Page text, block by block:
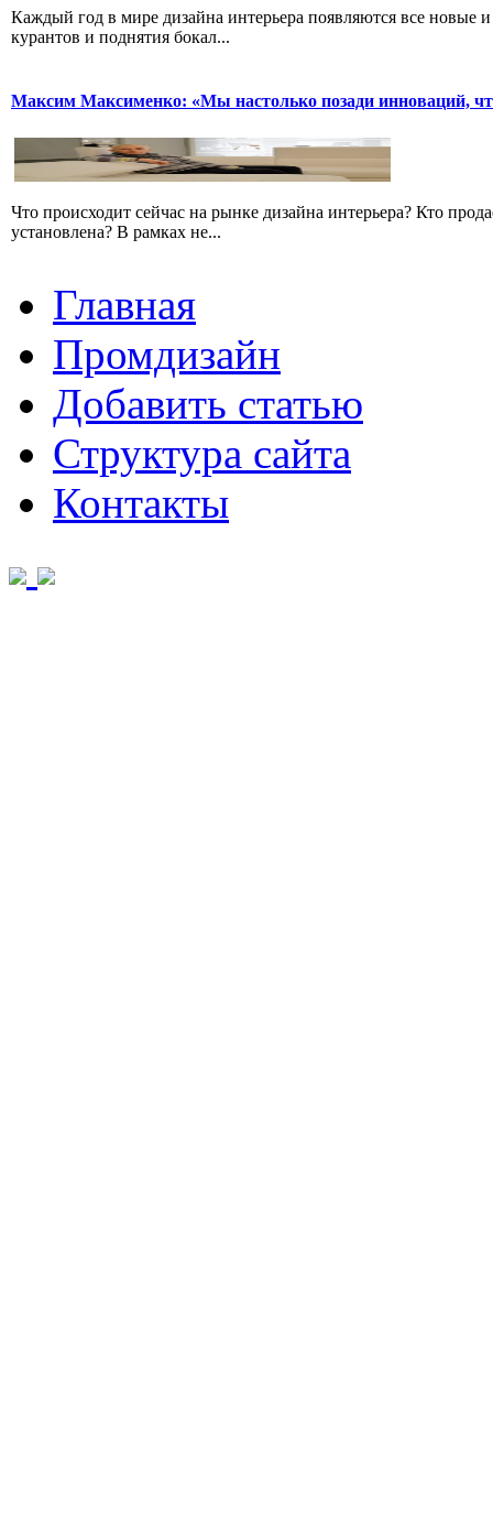
Каждый год в мире дизайна интерьера появляются все новые
курантов и поднятия бокал...
Максим Максименко: «Мы настолько позади инноваций,
Что происходит сейчас на рынке дизайна интерьера? Кто
установлена? В рамках не...
Главная
Промдизайн
Добавить статью
Структура сайта
Контакты